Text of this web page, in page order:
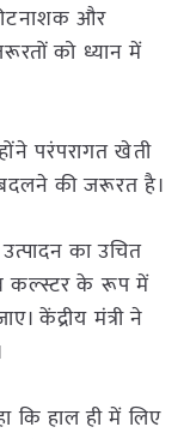
और
को ध्यान में
परंपरागत खेती
की जरूरत है।
का उचित
कल्स्टर के रूप में
केंद्रीय मंत्री ने
कि हाल ही में लिए